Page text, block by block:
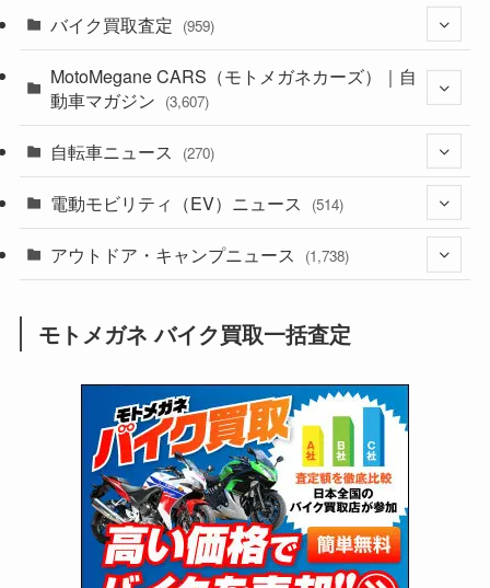
(44)
(1,243)
(639)
(118)
(60)
(31)
(51)
(34)
(5)
(12)
(64)
(252)
(38)
(24)
(16)
(25)
(24)
(47)
(15)
(249)
(64)
(16)
(62)
(4)
(6)
(17)
(306)
(6,958)
(2,474)
(249)
(1,226)
(12)
(131)
(38)
(131)
(167)
(85)
(21)
(61)
(171)
(98)
(13)
(274)
(171) (47)
(66)
(16)
(141)
(255)
(204)
(1,142)
(166)
(23)
(33)
(34)
(35)
(415)
(16)
バイク買取査定 (959)
(352)
(1)
MotoMegane CARS（モトメガネカーズ）｜自
動車マガジン (3,607)
(186)
(137)
(74)
(2,744)
(126)
(170)
自転車ニュース (270)
(54)
(211)
電動モビリティ（EV）ニュース (514)
(132)
(171)
(118)
(27)
アウトドア・キャンプニュース (1,738)
(8)
(1,605)
(147)
(13)
(19)
モトメガネ バイク買取一括査定